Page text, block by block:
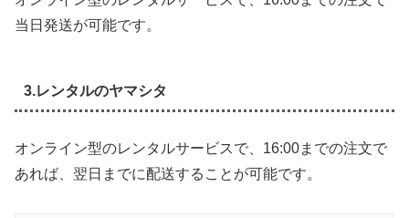
当日発送が可能です。
3.レンタルのヤマシタ
オンライン型のレンタルサービスで、16:00までの注文で
あれば、翌日までに配送することが可能です。